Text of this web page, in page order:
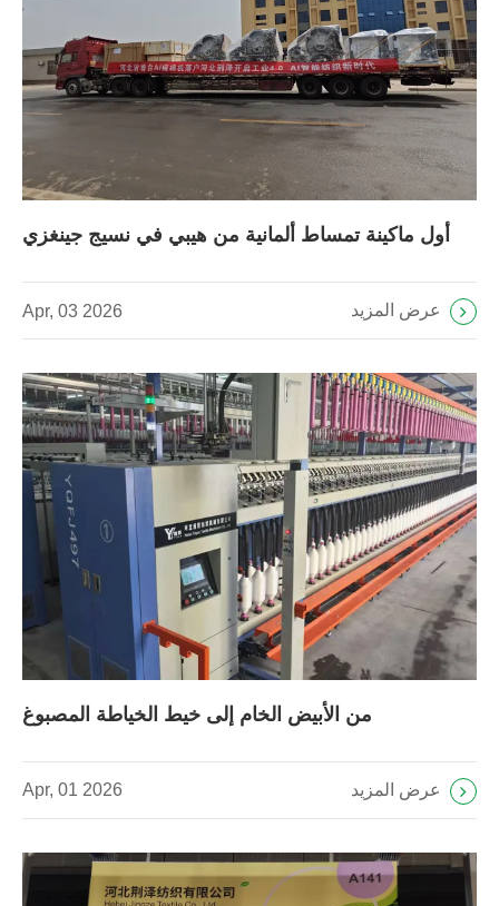
أول ماكينة تمساط ألمانية من هيبي في نسيج جينغزي
Apr, 03 2026 عرض المزيد
من الأبيض الخام إلى خيط الخياطة المصبوغ
Apr, 01 2026 عرض المزيد